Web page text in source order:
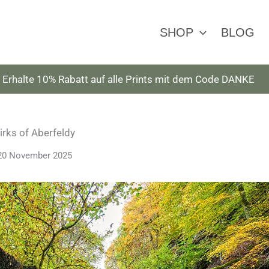
SHOP BLOG
Erhalte 10% Rabatt auf alle Prints mit dem Code DANKE
of Aberfeldy
November 2025